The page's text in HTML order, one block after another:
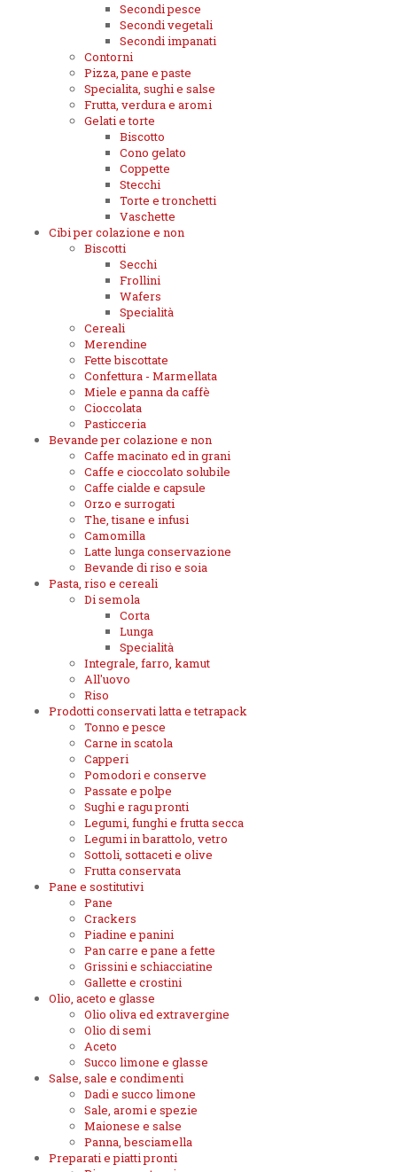
Secondi pesce
Secondi vegetali
Secondi impanati
Contorni
Pizza, pane e paste
Specialita, sughi e salse
Frutta, verdura e aromi
Gelati e torte
Biscotto
Cono gelato
Coppette
Stecchi
Torte e tronchetti
Vaschette
Cibi per colazione e non
Biscotti
Secchi
Frollini
Wafers
Specialità
Cereali
Merendine
Fette biscottate
Confettura - Marmellata
Miele e panna da caffè
Cioccolata
Pasticceria
Bevande per colazione e non
Caffe macinato ed in grani
Caffe e cioccolato solubile
Caffe cialde e capsule
Orzo e surrogati
The, tisane e infusi
Camomilla
Latte lunga conservazione
Bevande di riso e soia
Pasta, riso e cereali
Di semola
Corta
Lunga
Specialità
Integrale, farro, kamut
All'uovo
Riso
Prodotti conservati latta e tetrapack
Tonno e pesce
Carne in scatola
Capperi
Pomodori e conserve
Passate e polpe
Sughi e ragu pronti
Legumi, funghi e frutta secca
Legumi in barattolo, vetro
Sottoli, sottaceti e olive
Frutta conservata
Pane e sostitutivi
Pane
Crackers
Piadine e panini
Pan carre e pane a fette
Grissini e schiacciatine
Gallette e crostini
Olio, aceto e glasse
Olio oliva ed extravergine
Olio di semi
Aceto
Succo limone e glasse
Salse, sale e condimenti
Dadi e succo limone
Sale, aromi e spezie
Maionese e salse
Panna, besciamella
Preparati e piatti pronti